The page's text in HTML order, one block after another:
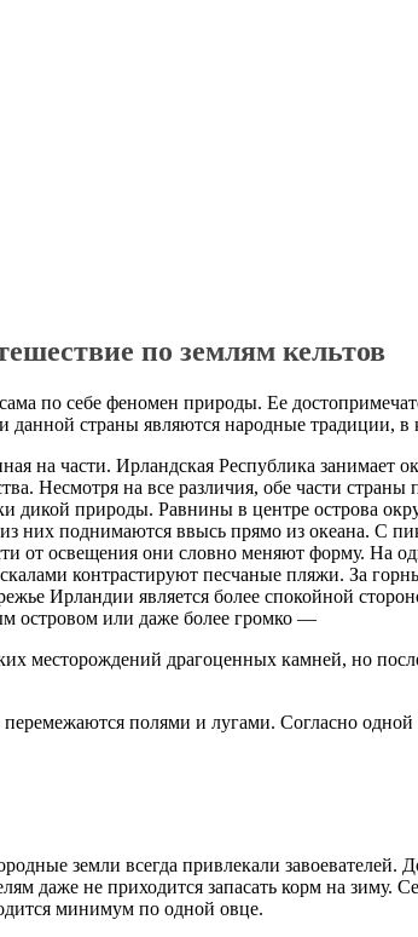
по землям кельтов
по себе феномен природы. Ее
страны являются народные традиции, в
на части. Ирландская Республика
Несмотря на все различия, обе части
дикой природы. Равнины в центре острова
них поднимаются ввысь прямо из океана. С
от освещения они словно меняют форму. На
контрастируют песчаные пляжи. За
Ирландии является более спокойной
островом или даже более громко —
месторождений драгоценных камней, но
полями и лугами. Согласно одной
земли всегда привлекали
даже не приходится запасать корм на зиму.
минимум по одной овце.